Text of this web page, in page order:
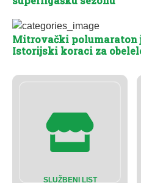
SLUŽBENI LIST
Mitrovački polumaraton
Istorijski koraci za